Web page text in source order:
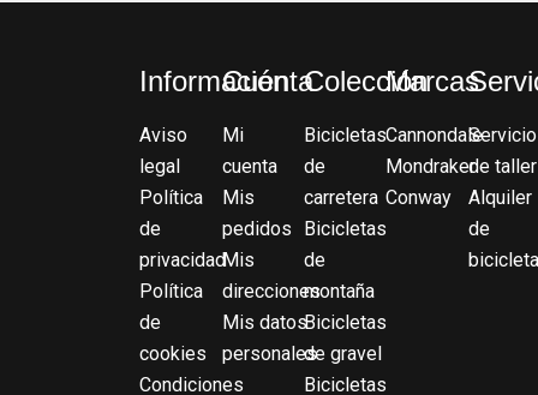
Información
Aviso
legal
Política
de
privacidad
Política
de
cookies
Condiciones
Cuenta
Mi
cuenta
Mis
pedidos
Mis
direcciones
Mis datos
personales
Colección
Bicicletas
de
carretera
Bicicletas
de
montaña
Bicicletas
de gravel
Bicicletas
Marcas
Cannondale
Mondraker
Conway
Servicio
de taller
Alquiler
de